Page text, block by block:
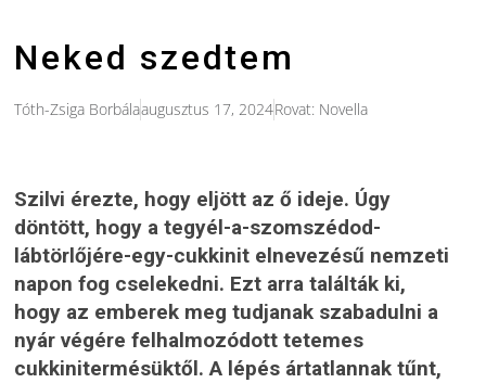
Neked szedtem
Tóth-Zsiga Borbálaaugusztus 17, 2024Rovat: Novella
Szilvi érezte, hogy eljött az ő ideje. Úgy
döntött, hogy a tegyél-a-szomszédod-
lábtörlőjére-egy-cukkinit elnevezésű nemzeti
napon fog cselekedni. Ezt arra találták ki,
hogy az emberek meg tudjanak szabadulni a
nyár végére felhalmozódott tetemes
cukkinitermésüktől. A lépés ártatlannak tűnt,